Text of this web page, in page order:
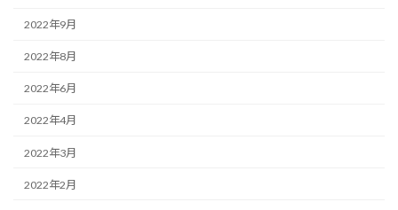
2022年9月
2022年8月
2022年6月
2022年4月
2022年3月
2022年2月